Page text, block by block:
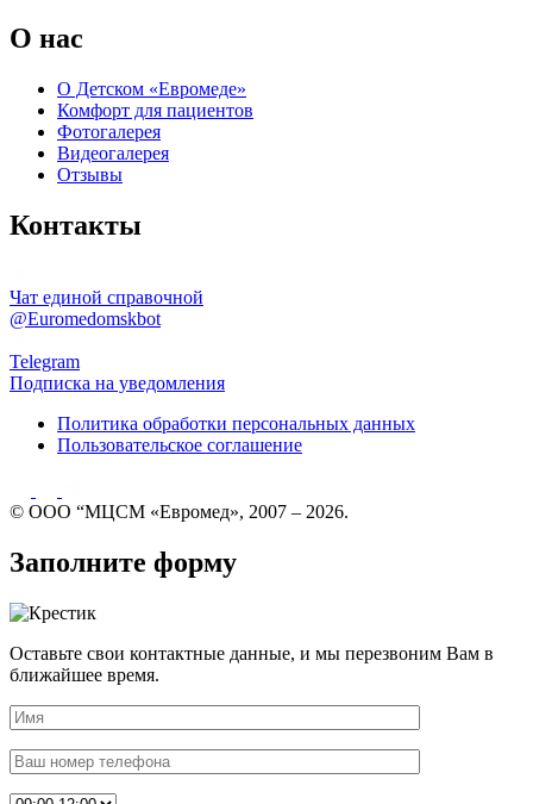
О нас
О Детском «Евромеде»
Комфорт для пациентов
Фотогалерея
Видеогалерея
Отзывы
Контакты
Чат единой справочной
@Euromedomskbot
Telegram
Подписка на уведомления
Политика обработки персональных данных
Пользовательское соглашение
© ООО “МЦСМ «Евромед», 2007 – 2026.
Заполните форму
Оставьте свои контактные данные, и мы перезвоним Вам в
ближайшее время.